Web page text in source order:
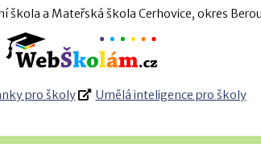
a Mateřská škola Cerhovice, okres
pro školy Umělá inteligence pro školy